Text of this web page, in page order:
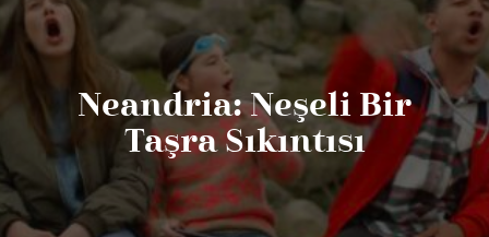
Neandria: Neşeli Bir
Taşra Sıkıntısı